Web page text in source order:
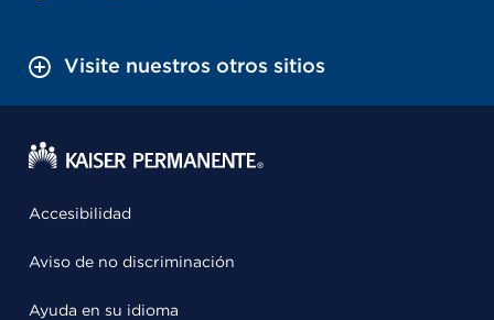
Visite nuestros otros sitios
Accesibilidad
Aviso de no discriminación
Ayuda en su idioma